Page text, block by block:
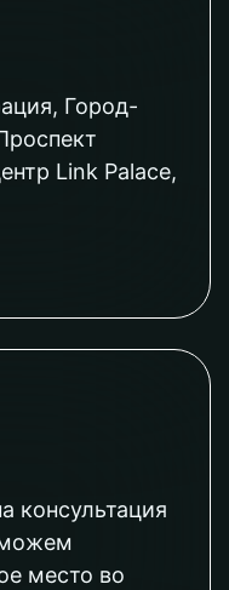
Город-
Link Palace,
консультация
место во